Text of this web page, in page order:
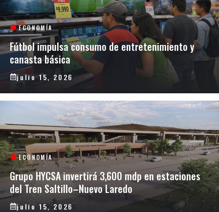
ECONOMÍA
Fútbol impulsa consumo de entretenimiento y
canasta básica
julio 15, 2026
ECONOMÍA
Grupo HYCSA invertirá 3,600 mdp en estaciones
del Tren Saltillo–Nuevo Laredo
julio 15, 2026